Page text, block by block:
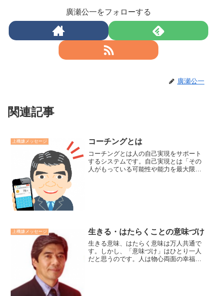
廣瀬公一をフォローする
廣瀬公一
関連記事
上機嫌メッセージ コーチングとは
コーチングとは人の自己実現をサポート
するシステムです。自己実現とは「その
人がもっている可能性や能力を最大限に
上機嫌メッセージ 生きる・はたらくことの意味づけ
生きる意味、はたらく意味は万人共通で
す。しかし、「意味づけ」はひとり一人
だと思うのです。人は物心両面の幸福を